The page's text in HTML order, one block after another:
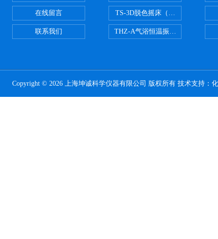
在线留言
联系我们
TS-3D脱色摇床（三维运动）
THZ-A气浴恒温振荡器
Copyright © 2026 上海坤诚科学仪器有限公司 版权所有 技术支持：